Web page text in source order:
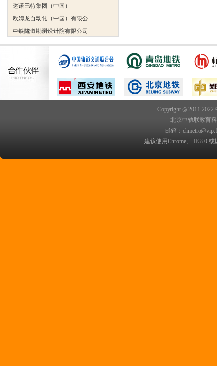
克诺尔车辆设备（苏州）有限
武汉铁路职业技术学院轨道交
西安金铭职业培训学校
苏州大学城市轨道交通学院
Copyright ◎ 2011-2022
北京中轨联教育
邮箱：
建议使用Chrome、 IE 8.0